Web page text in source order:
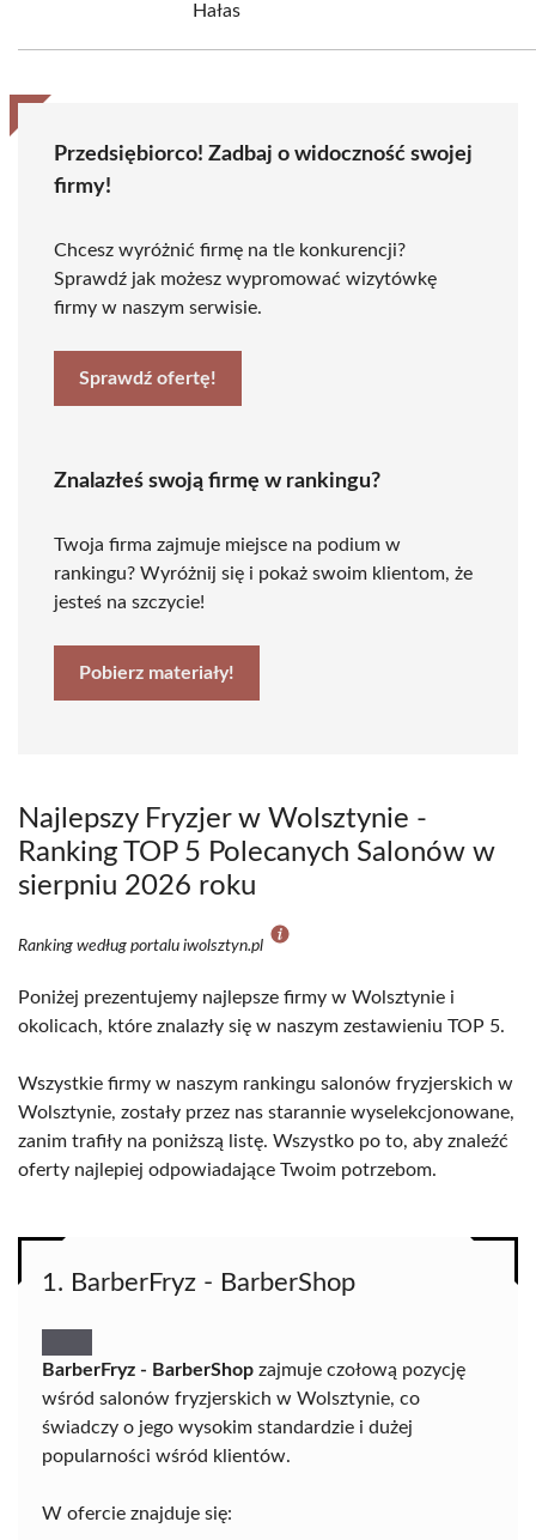
Hałas
Przedsiębiorco! Zadbaj o widoczność swojej
firmy!
Chcesz wyróżnić firmę na tle konkurencji?
Sprawdź jak możesz wypromować wizytówkę
firmy w naszym serwisie.
Sprawdź ofertę!
Znalazłeś swoją firmę w rankingu?
Twoja firma zajmuje miejsce na podium w
rankingu? Wyróżnij się i pokaż swoim klientom, że
jesteś na szczycie!
Pobierz materiały!
Najlepszy Fryzjer w Wolsztynie -
Ranking TOP 5 Polecanych Salonów w
sierpniu 2026 roku
Ranking według portalu iwolsztyn.pl
Poniżej prezentujemy najlepsze firmy w Wolsztynie i
okolicach, które znalazły się w naszym zestawieniu TOP 5.
Wszystkie firmy w naszym rankingu salonów fryzjerskich w
Wolsztynie, zostały przez nas starannie wyselekcjonowane,
zanim trafiły na poniższą listę. Wszystko po to, aby znaleźć
oferty najlepiej odpowiadające Twoim potrzebom.
1. BarberFryz - BarberShop
BarberFryz - BarberShop zajmuje czołową pozycję
wśród salonów fryzjerskich w Wolsztynie, co
świadczy o jego wysokim standardzie i dużej
popularności wśród klientów.
W ofercie znajduje się: